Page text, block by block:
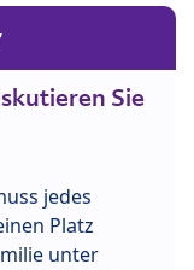
Sie
jedes
Platz
unter